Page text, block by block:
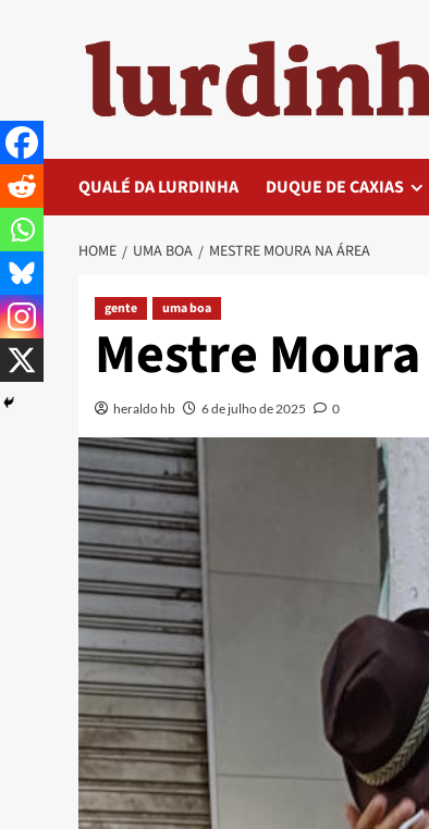
QUALÉ DA LURDINHA DUQUE DE CAXIAS
HOME UMA BOA MESTRE MOURA NA ÁREA
gente uma boa
Mestre
heraldo hb 6 de julho de 2025 0